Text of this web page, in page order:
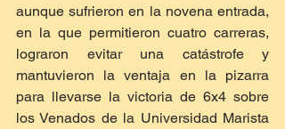
aunque sufrieron en la novena entrada,
en la que permitieron cuatro carreras,
lograron evitar una catástrofe y
mantuvieron la ventaja en la pizarra
para llevarse la victoria de 6x4 sobre
los Venados de la Universidad Marista